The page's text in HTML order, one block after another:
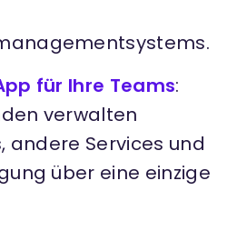
für Ihre Teams:
verwalten
andere Services und
über eine einzige